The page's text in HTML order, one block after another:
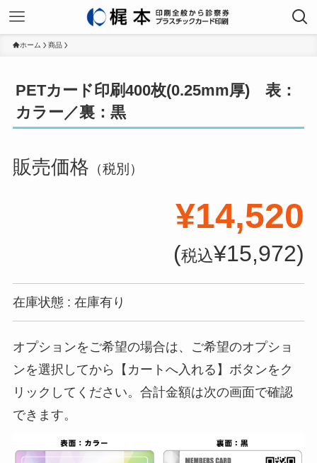
ホーム 商品
PETカード印刷400枚(0.25mm厚) 表：
カラー／裏：黒
販売価格 （税別）
¥14,520
(税込¥15,972)
在庫状態 : 在庫有り
オプションをご希望の場合は、ご希望のオプショ
ンを選択してから【カートへ入れる】ボタンをク
リックしてください。合計金額は次の画面で確認
できます。